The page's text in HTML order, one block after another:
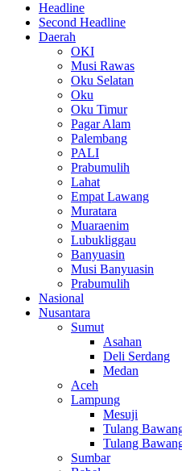
Headline
Second Headline
Daerah
OKI
Musi Rawas
Oku Selatan
Oku
Oku Timur
Pagar Alam
Palembang
PALI
Prabumulih
Lahat
Empat Lawang
Muratara
Muaraenim
Lubukliggau
Banyuasin
Musi Banyuasin
Prabumulih
Nasional
Nusantara
Sumut
Asahan
Deli Serdang
Medan
Aceh
Lampung
Mesuji
Tulang
Tulang
Sumbar